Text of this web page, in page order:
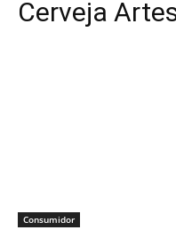
Cerveja
Consumidor